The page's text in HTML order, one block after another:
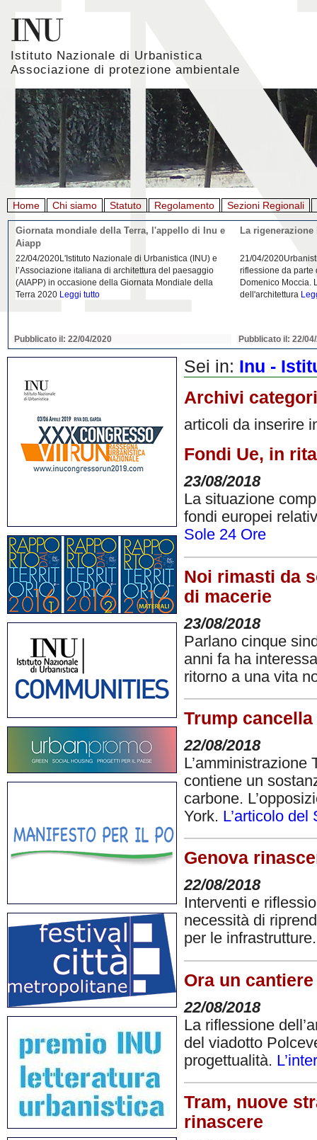
Istituto Nazionale di Urbanistica
Associazione di protezione ambientale
Home Chi siamo Statuto Regolamento Sezioni Regionali
Giornata mondiale della Terra, l'appello di Inu e
Aiapp
22/04/2020L'Istituto Nazionale di Urbanistica (INU) e
l’Associazione italiana di architettura del paesaggio
(AIAPP) in occasione della Giornata Mondiale della
Terra 2020 Leggi tutto
Pubblicato il: 22/04/2020
La
21/04/
riflessione da parte
Domenico Moccia.
dell'architettura
Pubblicato il: 22/
Sei in: Inu -
Archivi
articoli da inserire
Fondi Ue, in
23/08/2018
La situazione
fondi europei
Sole 24 Ore
Noi rimasti da
di macerie
23/08/2018
Parlano cinque
anni fa ha
ritorno a una vita
Trump
22/08/2018
L’amministrazione
contiene un
carbone.
York. L’articolo del
Genova
22/08/2018
Interventi e
necessità di
per le
Ora un
22/08/2018
La riflessione
del viadotto
progettualità.
Tram, nuove
rinascere